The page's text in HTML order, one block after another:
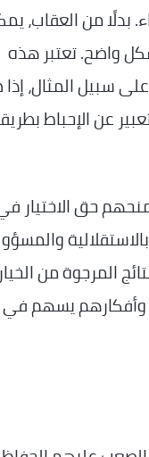
بدلًا من العقاب،
واضح. تعتبر هذه
سبيل المثال،
عن الإحباط
حق الاختيار
المرجوة من
وأفكارهم يسهم في